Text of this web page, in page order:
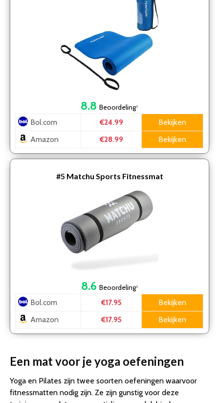
8.8 Beoordeling*
Bol.com €24.99
Bekijken
Amazon
€28.99 Bekijken
#5 Matchu Sports Fitnessmat
8.6 Beoordeling*
Bol.com €17.95
Bekijken
Amazon
€17.95 Bekijken
Een mat voor je yoga oefeningen
Yoga en Pilates zijn twee soorten oefeningen waarvoor
fitnessmatten nodig zijn. Ze zijn gunstig voor deze